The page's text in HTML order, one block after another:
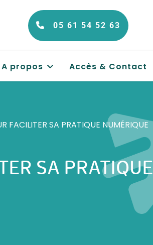
05 61 54 52 63
A propos Accès & Contact
FACILITER SA PRATIQUE NUMÉRIQUE
SA PRATIQUE